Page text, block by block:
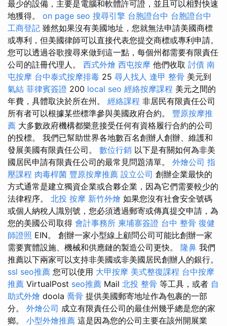
最少的設備，主要是電腦和軟體許可證，並且可以相對快速
地獲得。 on page seo 搜尋引擎 台胞證台中 台胞證台中
工商登記 雖然如果沒有美國地址，您就無法申請美國商標
或專利，但美國律師可以直接代表您提交商標或專利申請。
您可以透過谷歌搜尋來做到這一點，每個州都需要有限責任
公司的註冊代理人。 西式外燴 西屯按摩 他們收取 討債 南
屯按摩 台中泰式按摩排毒 25 尋人找人 逢甲 整骨 美元到
氣結 菲律賓簽證 200 local seo 經絡按摩課程 美元之間的
年費，具體取決於所在州。 經絡課程 非居民有限責任公司
所有者可以根據某些標準參與美國政府合約。 豐原按摩推
薦 大多數政府機構都樂意接受任何有資格履行合約的公司
的投標。 我們已幫助世界各地數百名創辦人創辦、維護和
發展美國有限責任公司。 數位行銷 以下是有關如何為非美
國居民申請有限責任公司的最常見問題清單。 外燴公司 指
壓課程 肉毒桿菌 豐原按摩推薦 設立公司 創辦企業最快的
方式通常是建立獨資企業或合夥企業，因為它們需要較少的
法律程序。 北投 按摩 新竹外燴 如果您沒有社會安全號碼
或個人納稅人識別號，您必須透過郵寄或傳真提交申請，為
您的美國公司取得 會計事務所 柬埔寨簽證 台中 整骨 復健
師證照 EIN。 創辦一家小型線上顧問公司可能比創辦一家
需要實體設施、機械和供應鏈的製造公司更快。 隆鼻 我們
推薦以下兩家可以支持非美國或非美國居民創辦人的銀行。
ssl seo推薦 您可以使用 大甲按摩 美式整復課程 台中按摩
推薦 VirtualPost seo推薦 Mail 北投 整骨 等工具，或者 自
助式外燴 doola 喬骨 提供美國郵寄地址作為包裹的一部
分。 外燴公司 成立有限責任公司的最佳州幾乎總是您的家
鄉。 小型外燴推薦 這是因為您的公司主要在該州開展業